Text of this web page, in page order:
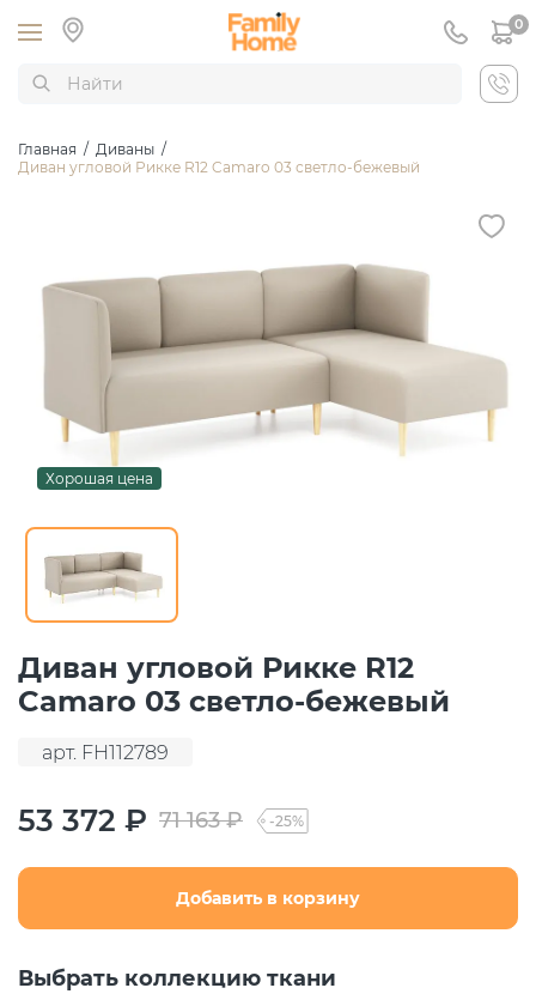
0
Главная / Диваны /
Диван угловой Рикке R12 Camaro 03 светло-бежевый
Хорошая цена
Диван угловой Рикке R12
Camaro 03 светло-бежевый
арт. FH112789
53 372 ₽ 71 163 ₽ -25%
Добавить в корзину
Выбрать коллекцию ткани